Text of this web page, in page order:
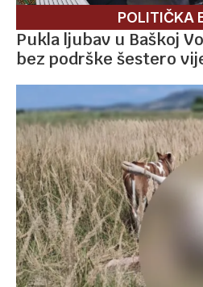
POLITIČKA
Pukla ljubav u Baškoj
bez podrške šestero